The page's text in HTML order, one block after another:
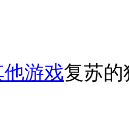
游戏复苏